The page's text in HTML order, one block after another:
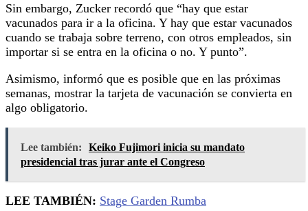
Sin embargo, Zucker recordó que “hay que estar
vacunados para ir a la oficina. Y hay que estar vacunados
cuando se trabaja sobre terreno, con otros empleados, sin
importar si se entra en la oficina o no. Y punto”.
Asimismo, informó que es posible que en las próximas
semanas, mostrar la tarjeta de vacunación se convierta en
algo obligatorio.
Lee también:
Keiko Fujimori inicia su mandato
presidencial tras jurar ante el Congreso
LEE TAMBIÉN: Stage Garden Rumba